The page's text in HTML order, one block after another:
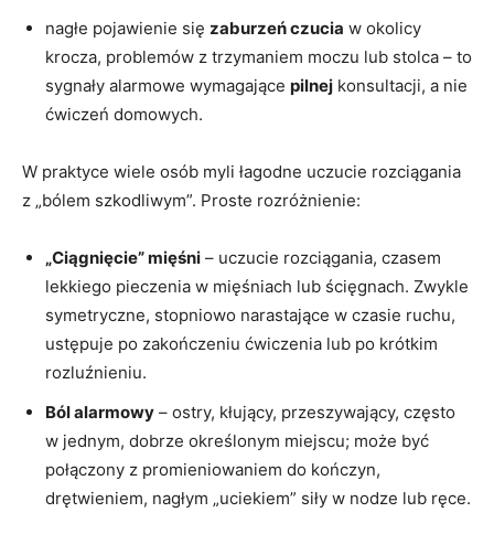
nagłe pojawienie się zaburzeń czucia w okolicy
krocza, problemów z trzymaniem moczu lub stolca – to
sygnały alarmowe wymagające pilnej konsultacji, a nie
ćwiczeń domowych.
W praktyce wiele osób myli łagodne uczucie rozciągania
z „bólem szkodliwym”. Proste rozróżnienie:
„Ciągnięcie” mięśni – uczucie rozciągania, czasem
lekkiego pieczenia w mięśniach lub ścięgnach. Zwykle
symetryczne, stopniowo narastające w czasie ruchu,
ustępuje po zakończeniu ćwiczenia lub po krótkim
rozluźnieniu.
Ból alarmowy – ostry, kłujący, przeszywający, często
w jednym, dobrze określonym miejscu; może być
połączony z promieniowaniem do kończyn,
drętwieniem, nagłym „uciekiem” siły w nodze lub ręce.